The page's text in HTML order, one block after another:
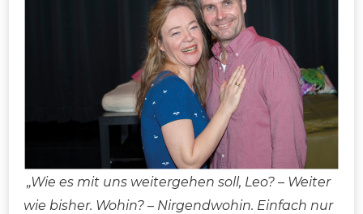
„Wie es mit uns weitergehen soll, Leo? – Weiter
wie bisher. Wohin? – Nirgendwohin. Einfach nur